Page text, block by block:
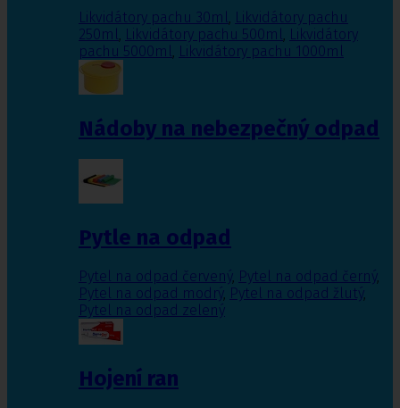
Likvidátory pachu 30ml, Likvidátory pachu
250ml, Likvidátory pachu 500ml, Likvidátory
pachu 5000ml, Likvidátory pachu 1000ml
Nádoby na nebezpečný odpad
Pytle na odpad
Pytel na odpad červený, Pytel na odpad černý,
Pytel na odpad modrý, Pytel na odpad žlutý,
Pytel na odpad zelený
Hojení ran